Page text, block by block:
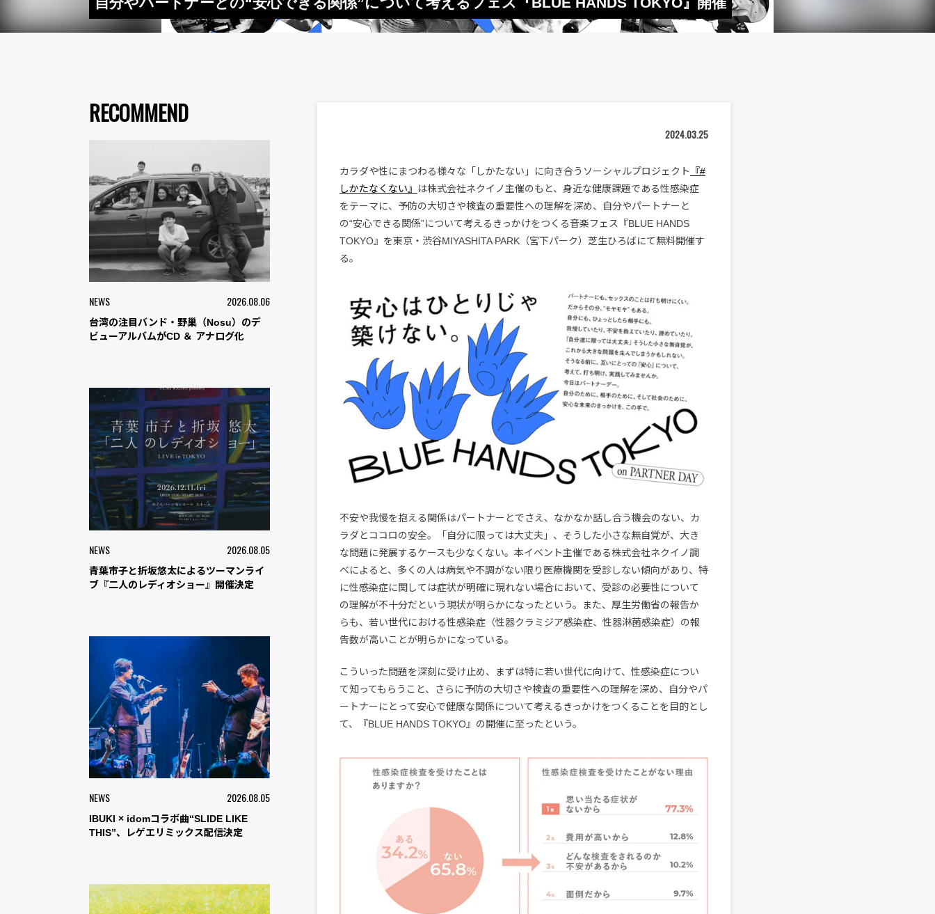
RECOMMEND
NEWS 2026.08.06
台湾の注目バンド・野巢（Nosu）のデ
ビューアルバムがCD ＆ アナログ化
NEWS 2026.08.05
青葉市子と折坂悠太によるツーマンライ
ブ『二人のレディオショー』開催決定
NEWS 2026.08.05
IBUKI × idomコラボ曲“SLIDE LIKE
THIS”、レゲエリミックス配信決定
2024.03.25
カラダや性にまつわる様々な「しかたない」に向き合うソーシャルプロジェクト
『#
しかたなくない』
は株式会社ネクイノ主催のもと、身近な健康課題である性感染症
をテーマに、予防の大切さや検査の重要性への理解を深め、自分やパートナーと
の“安心できる関係”について考えるきっかけをつくる音楽フェス『BLUE HANDS
TOKYO』を東京・渋谷MIYASHITA PARK（宮下パーク）芝生ひろばにて無料開催す
る。
不安や我慢を抱える関係はパートナーとでさえ、なかなか話し合う機会のない、カ
ラダとココロの安全。「自分に限っては大丈夫」、そうした小さな無自覚が、大き
な問題に発展するケースも少なくない。本イベント主催である株式会社ネクイノ調
べによると、多くの人は病気や不調がない限り医療機関を受診しない傾向があり、特
に性感染症に関しては症状が明確に現れない場合において、受診の必要性について
の理解が不十分だという現状が明らかになったという。また、厚生労働省の報告か
らも、若い世代における性感染症（性器クラミジア感染症、性器淋菌感染症）の報
告数が高いことが明らかになっている。
こういった問題を深刻に受け止め、まずは特に若い世代に向けて、性感染症につい
て知ってもらうこと、さらに予防の大切さや検査の重要性への理解を深め、自分やパ
ートナーにとって安心で健康な関係について考えるきっかけをつくることを目的とし
て、『BLUE HANDS TOKYO』の開催に至ったという。